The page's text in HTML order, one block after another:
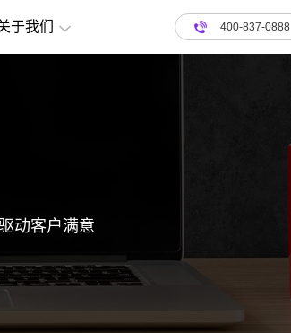
于我们 400-837-0888
动客户满意